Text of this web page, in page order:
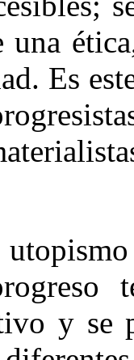
una
Es
y se